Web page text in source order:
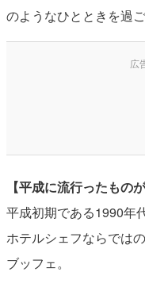
のようなひとときを過
【平成に流行ったもの
平成初期である1990年
ホテルシェフならでは
ブッフェ。